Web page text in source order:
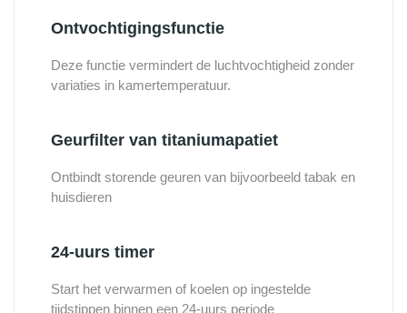
Ontvochtigingsfunctie
Deze functie vermindert de luchtvochtigheid zonder
variaties in kamertemperatuur.
Geurfilter van titaniumapatiet
Ontbindt storende geuren van bijvoorbeeld tabak en
huisdieren
24-uurs timer
Start het verwarmen of koelen op ingestelde
tijdstippen binnen een 24-uurs periode